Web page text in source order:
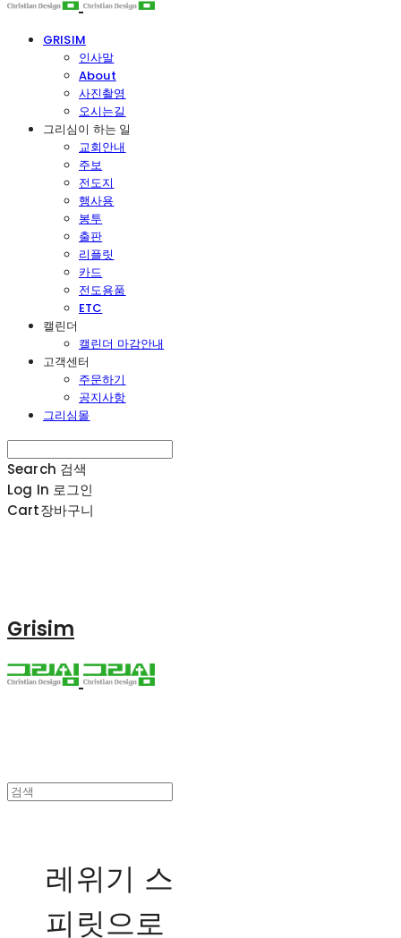
GRISIM
인사말
About
사진촬영
오시는길
그리심이 하는 일
교회안내
주보
전도지
행사용
봉투
출판
리플릿
카드
전도용품
ETC
캘린더
캘린더 마감안내
고객센터
주문하기
공지사항
그리심몰
Search 검색
Log In 로그인
Cart장바구니
Grisim
레위기 스
피릿으로